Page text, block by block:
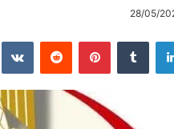
28/05/
لينكدإن بينتيريست